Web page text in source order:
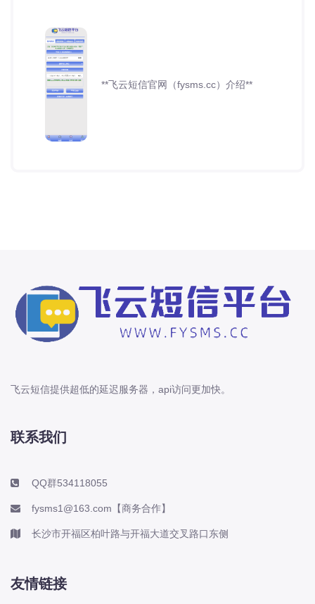
**飞云短信官网（fysms.cc）介绍**
飞云短信提供超低的延迟服务器，api访问更加快。
联系我们
QQ群534118055
fysms1@163.com【商务合作】
长沙市开福区柏叶路与开福大道交叉路口东侧
友情链接